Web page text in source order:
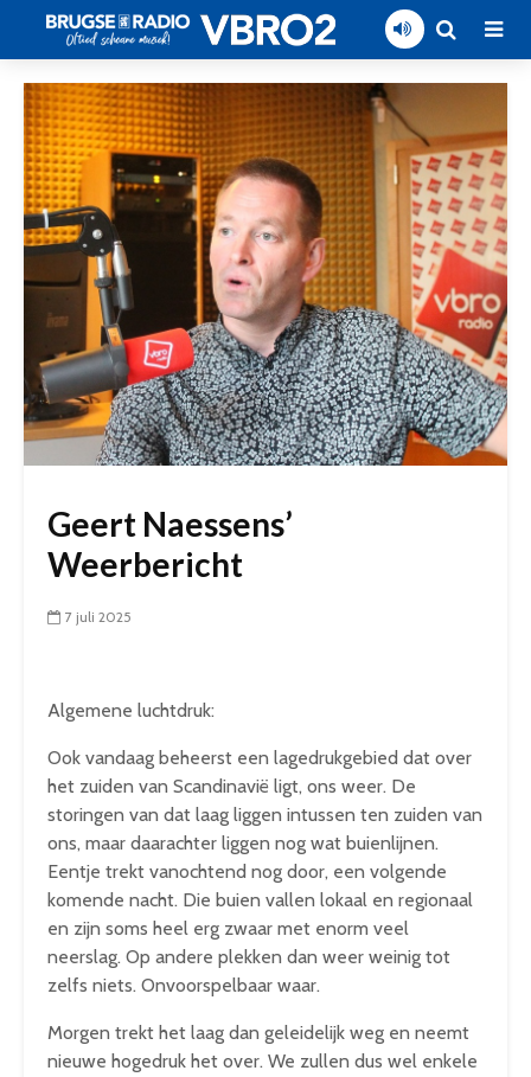
Geert Naessens’
Weerbericht
7 juli 2025
Algemene luchtdruk:
Ook vandaag beheerst een lagedrukgebied dat over
het zuiden van Scandinavië ligt, ons weer. De
storingen van dat laag liggen intussen ten zuiden van
ons, maar daarachter liggen nog wat buienlijnen.
Eentje trekt vanochtend nog door, een volgende
komende nacht. Die buien vallen lokaal en regionaal
en zijn soms heel erg zwaar met enorm veel
neerslag. Op andere plekken dan weer weinig tot
zelfs niets. Onvoorspelbaar waar.
Morgen trekt het laag dan geleidelijk weg en neemt
nieuwe hogedruk het over. We zullen dus wel enkele